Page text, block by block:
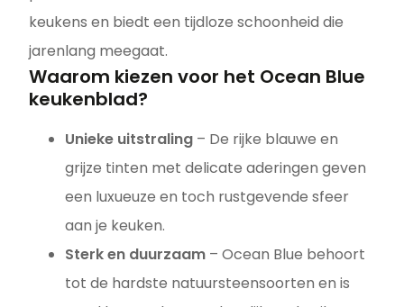
keukens en biedt een tijdloze schoonheid die
jarenlang meegaat.
Waarom kiezen voor het Ocean Blue
keukenblad?
Unieke uitstraling – De rijke blauwe en
grijze tinten met delicate aderingen geven
een luxueuze en toch rustgevende sfeer
aan je keuken.
Sterk en duurzaam – Ocean Blue behoort
tot de hardste natuursteensoorten en is